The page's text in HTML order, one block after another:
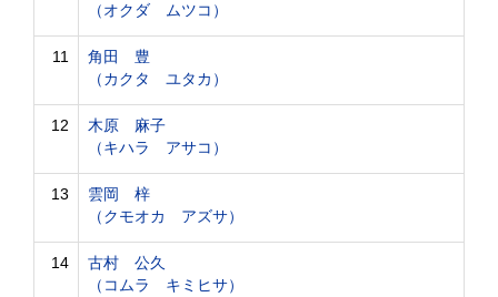
（オクダ ムツコ）
11
角田 豊
（カクタ ユタカ）
12
木原 麻子
（キハラ アサコ）
13
雲岡 梓
（クモオカ アズサ）
14
古村 公久
（コムラ キミヒサ）